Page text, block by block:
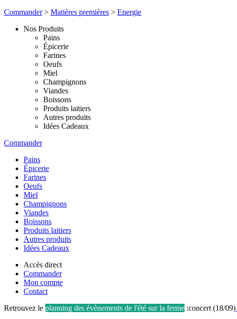
Commander> Matières premières > Energie
Nos Produits
Pains
Épicerie
Farines
Oeufs
Miel
Champignons
Viandes
Boissons
Produits laitiers
Autres produits
Idées Cadeaux
Commander
Pains
Épicerie
Farines
Oeufs
Miel
Champignons
Viandes
Boissons
Produits laitiers
Autres produits
Idées Cadeaux
Accès direct
Commander
Mon compte
Contact
Retrouvez le planning des évènements de l'été sur la ferme :concert (18/09)